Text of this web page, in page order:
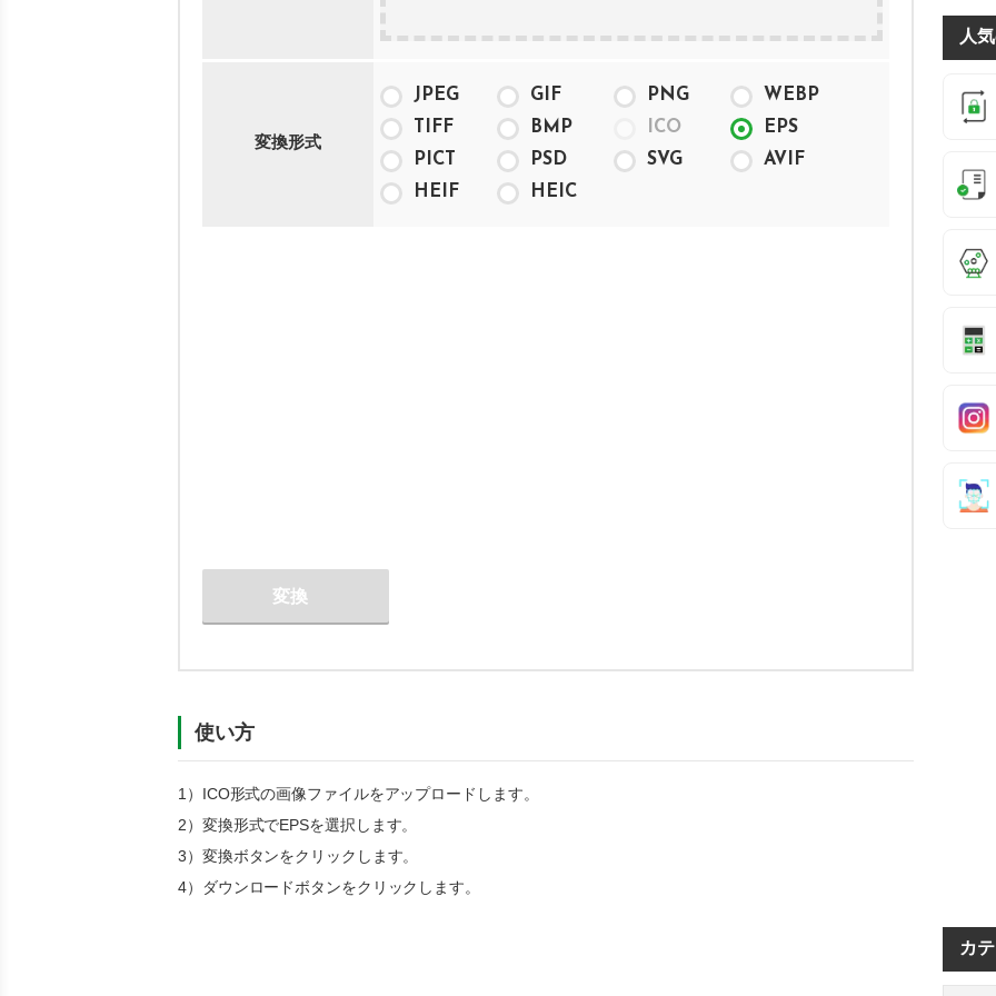
変換形式
JPEG GIF PNG
WEBP
TIFF
BMP ICO
EPS
PICT
PSD SVG
AVIF
HEIF
HEIC
変換
使い方
1） ICO形式の画像ファイルをアップロードします。
2）変換形式でEPSを選択します。
3）変換ボタンをクリックします。
4）ダウンロードボタンをクリックします。
人
カ